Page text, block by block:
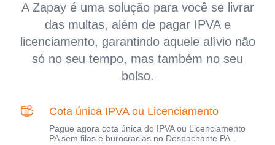
A Zapay é uma solução para você se livrar
das multas, além de pagar IPVA e
licenciamento, garantindo aquele alívio não
só no seu tempo, mas também no seu
bolso.
Cota única IPVA ou Licenciamento
Pague agora cota única do IPVA ou Licenciamento
PA sem filas e burocracias no Despachante PA.